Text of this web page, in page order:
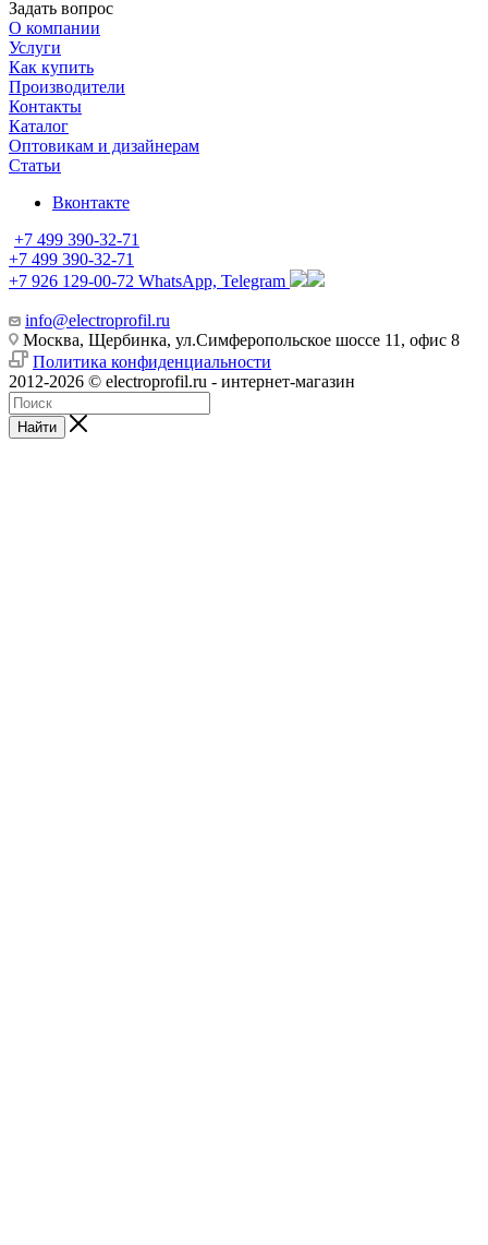
Задать вопрос
О компании
Услуги
Как купить
Производители
Контакты
Каталог
Оптовикам и дизайнерам
Статьи
Вконтакте
+7 499 390-32-71
+7 499 390-32-71
+7 926 129-00-72 WhatsApp, Telegram
info@electroprofil.ru
Москва, Щербинка, ул.Симферопольское шоссе 11, офис 8
Политика конфиденциальности
2012-2026 © electroprofil.ru - интернет-магазин
Найти